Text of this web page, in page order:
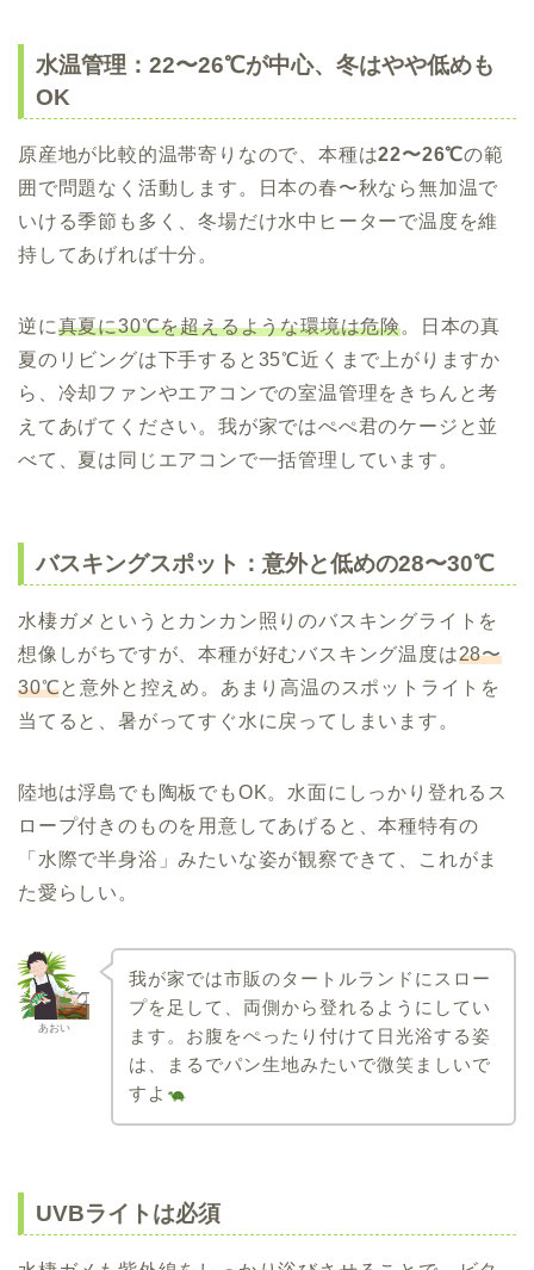
水温管理：22〜26℃が中心、冬はやや低めも
OK
原産地が比較的温帯寄りなので、本種は22〜26℃の範
囲で問題なく活動します。日本の春〜秋なら無加温で
いける季節も多く、冬場だけ水中ヒーターで温度を維
持してあげれば十分。
逆に真夏に30℃を超えるような環境は危険。日本の真
夏のリビングは下手すると35℃近くまで上がりますか
ら、冷却ファンやエアコンでの室温管理をきちんと考
えてあげてください。我が家ではぺぺ君のケージと並
べて、夏は同じエアコンで一括管理しています。
バスキングスポット：意外と低めの28〜30℃
水棲ガメというとカンカン照りのバスキングライトを
想像しがちですが、本種が好むバスキング温度は28〜
30℃と意外と控えめ。あまり高温のスポットライトを
当てると、暑がってすぐ水に戻ってしまいます。
陸地は浮島でも陶板でもOK。水面にしっかり登れるス
ロープ付きのものを用意してあげると、本種特有の
「水際で半身浴」みたいな姿が観察できて、これがま
た愛らしい。
あおい
我が家では市販のタートルランドにスロー
プを足して、両側から登れるようにしてい
ます。お腹をぺったり付けて日光浴する姿
は、まるでパン生地みたいで微笑ましいで
すよ
UVBライトは必須